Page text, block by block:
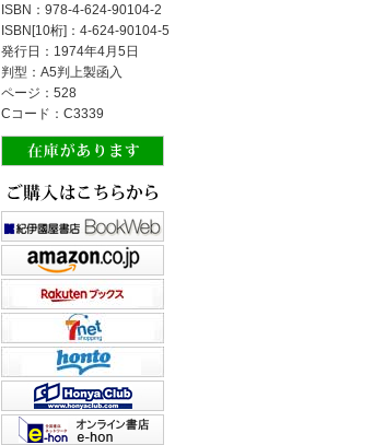
ISBN：978-4-624-90104-2
ISBN[10桁]：4-624-90104-5
発行日：1974年4月5日
判型：A5判上製函入
ページ：528
Cコード：C3339